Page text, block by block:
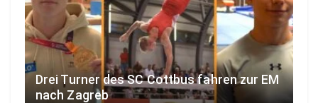
Drei Turner des SC Cottbus fahren zur EM
nach Zagreb